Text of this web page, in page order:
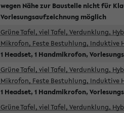
wegen Nähe zur Baustelle nicht für
Vorlesungsaufzeichnung möglich
Grüne Tafel, viel Tafel, Verdunklung,
Mikrofon, Feste Bestuhlung, Induktive
1 Headset, 1 Handmikrofon,
Grüne Tafel, viel Tafel, Verdunklung,
Mikrofon, Feste Bestuhlung, Induktive
1 Headset, 1 Handmikrofon,
Grüne Tafel, viel Tafel, Verdunklung,